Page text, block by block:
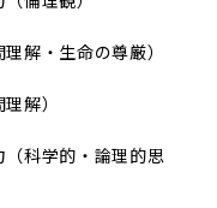
解・生命の尊厳）
解）
科学的・論理的思